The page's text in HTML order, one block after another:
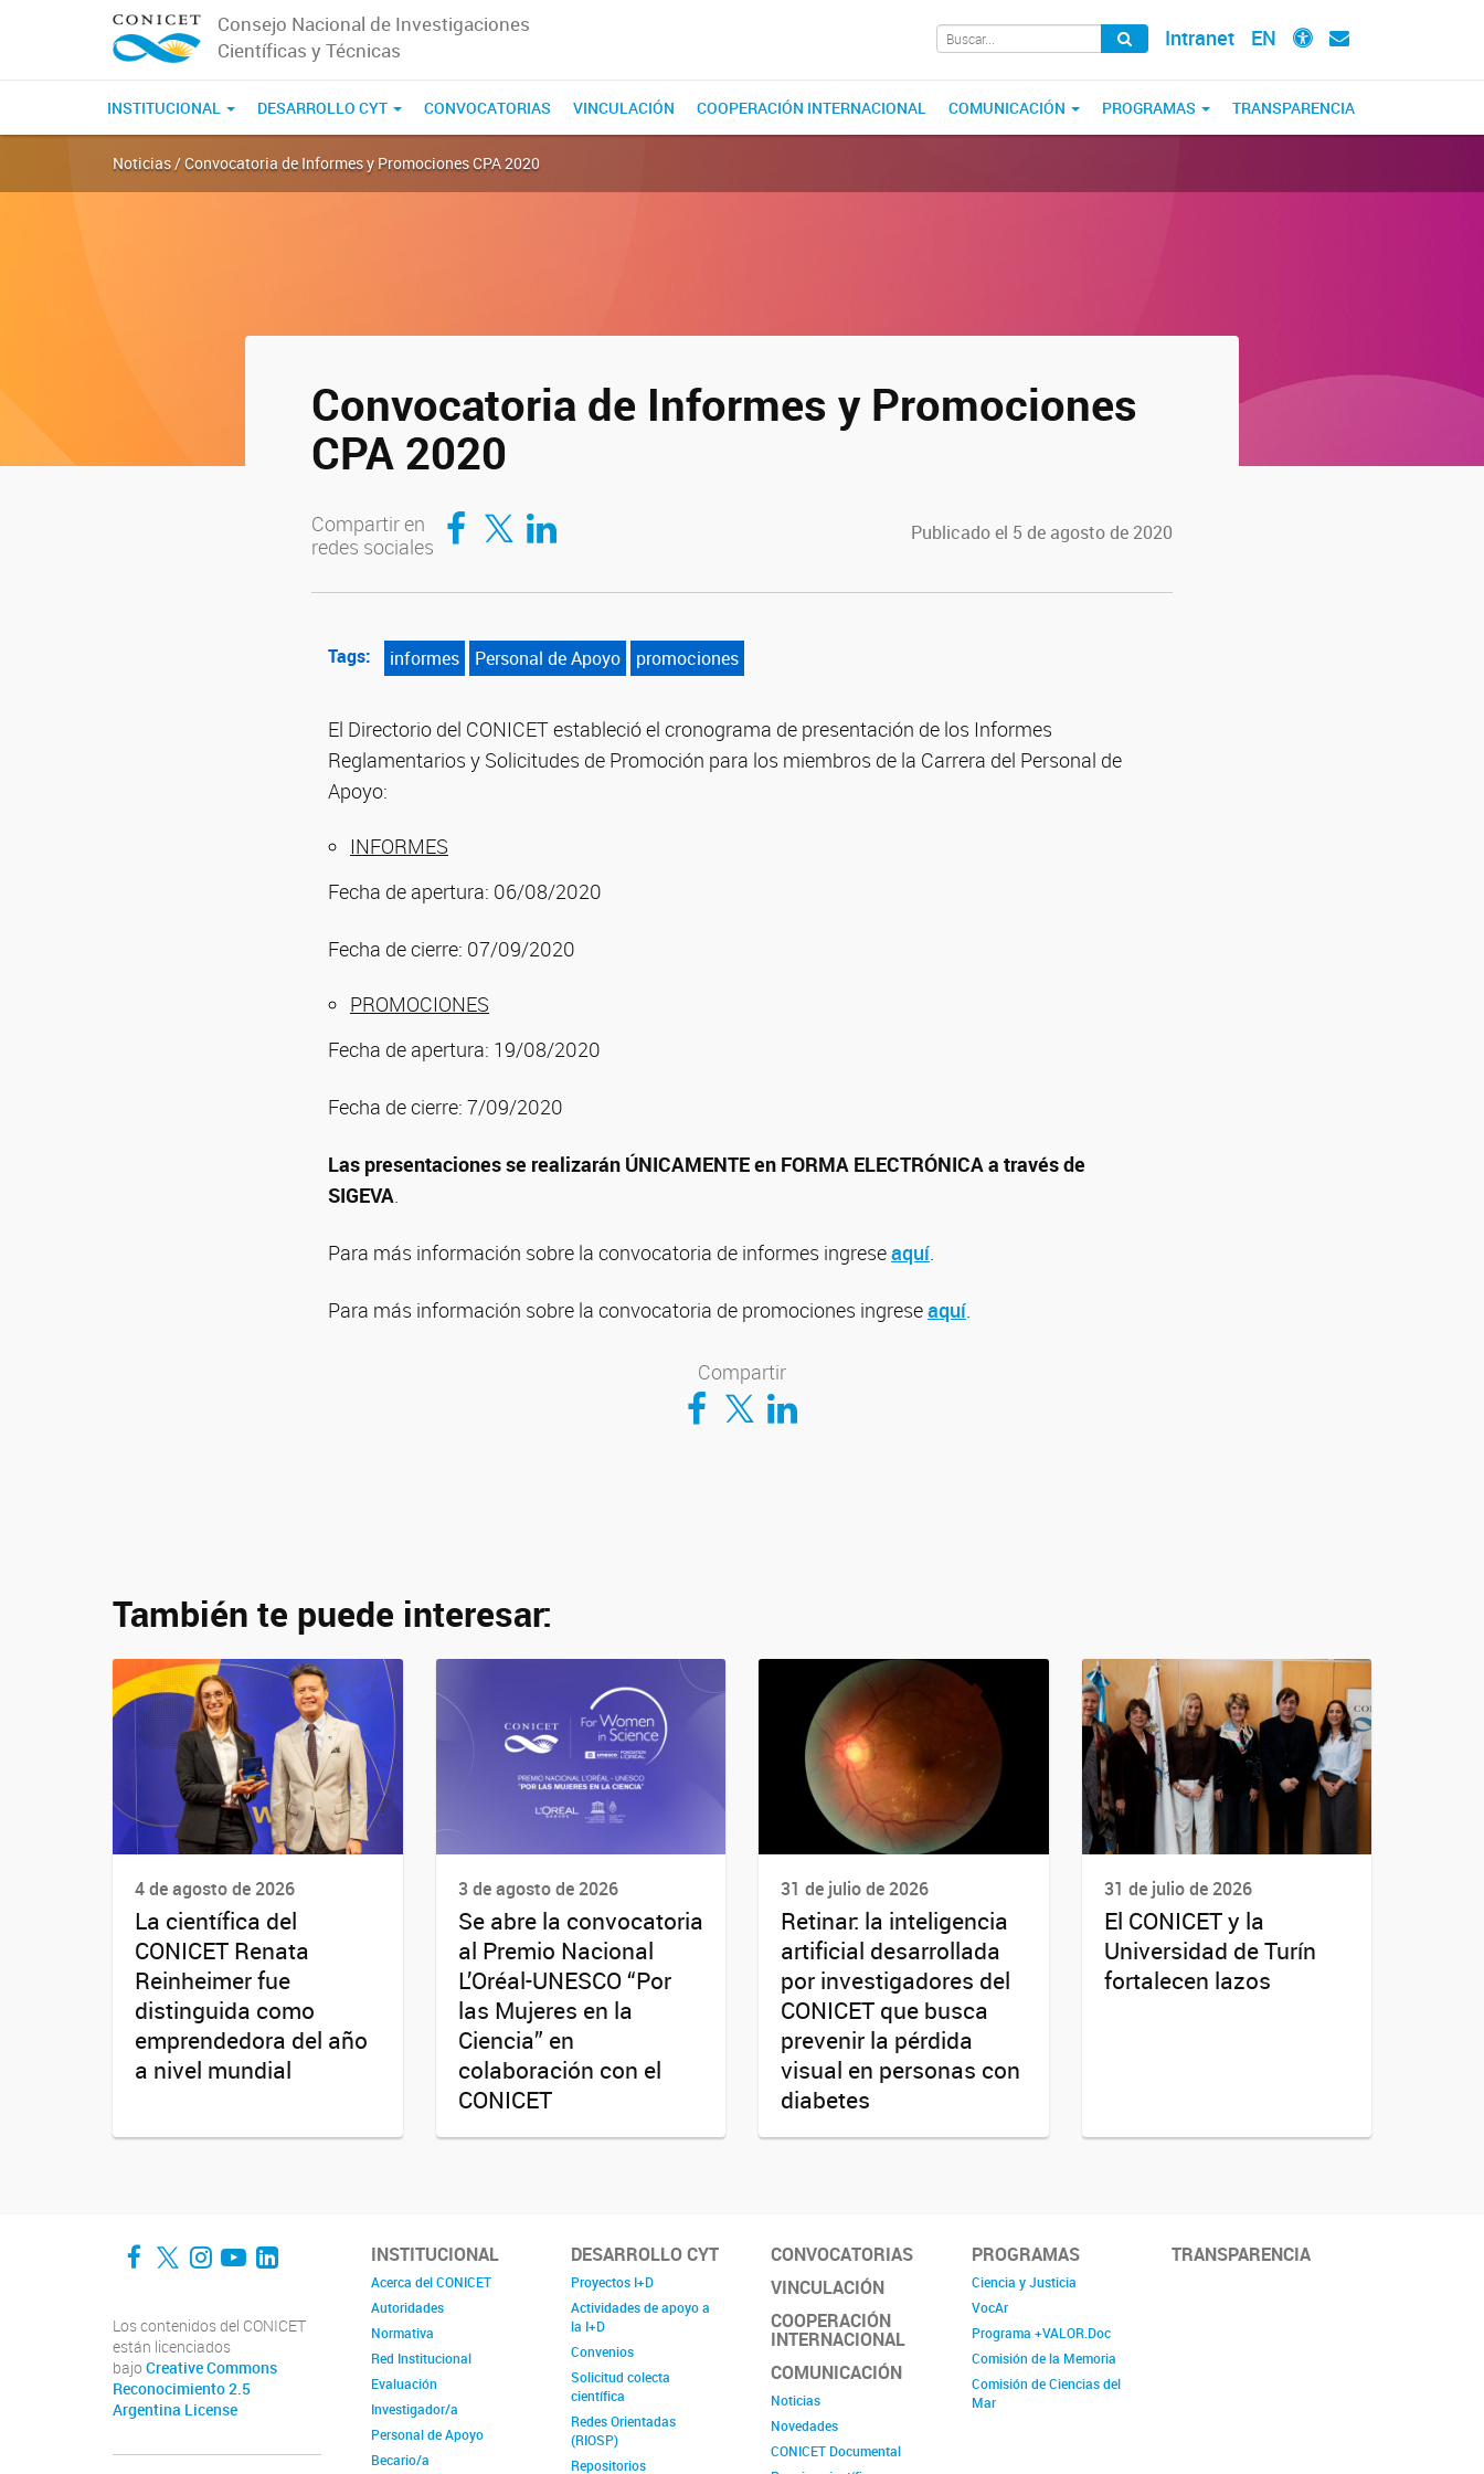
Consejo Nacional de Investigaciones
Científicas y Técnicas
Intranet EN
INSTITUCIONAL DESARROLLO CYT CONVOCATORIAS VINCULACIÓN COOPERACIÓN INTERNACIONAL COMUNICACIÓN PROGRAMAS TRANSPARENCIA
Noticias / Convocatoria de Informes y Promociones CPA 2020
Convocatoria de Informes y Promociones
CPA 2020
Compartir en
redes sociales
Compartir en Facebook
Compartir en TwitterCompartir en LinkedIn Publicado el 5 de agosto de 2020
Tags: informes Personal de Apoyo promociones
El Directorio del CONICET estableció el cronograma de presentación de los Informes
Reglamentarios y Solicitudes de Promoción para los miembros de la Carrera del Personal de
Apoyo:
INFORMES
Fecha de apertura: 06/08/2020
Fecha de cierre: 07/09/2020
PROMOCIONES
Fecha de apertura: 19/08/2020
Fecha de cierre: 7/09/2020
Las presentaciones se realizarán ÚNICAMENTE en FORMA ELECTRÓNICA a través de
SIGEVA.
Para más información sobre la convocatoria de informes ingreseaquí.
Para más información sobre la convocatoria de promociones ingreseaquí.
Compartir
Compartir en Facebook
Compartir en TwitterCompartir en LinkedIn
También te puede interesar:
4 de agosto de 2026
La científica del
CONICET Renata
Reinheimer fue
distinguida como
emprendedora del año
a nivel mundial
3 de agosto de 2026
Se abre la convocatoria
al Premio Nacional
L’Oréal-UNESCO “Por
las Mujeres en la
Ciencia” en
colaboración con el
CONICET
31 de julio de 2026
Retinar: la inteligencia
artificial desarrollada
por investigadores del
CONICET que busca
prevenir la pérdida
visual en personas con
diabetes
31 de julio de 2026
El CONICET y la
Universidad de Turín
fortalecen lazos
Facebook
Twitter
Instagram
YouTube
LinkedIn
Los contenidos del CONICET
están licenciados
bajo Creative Commons
Reconocimiento 2.5
Argentina License
INSTITUCIONAL
Acerca del CONICET
Autoridades
Normativa
Red Institucional
Evaluación
Investigador/a
Personal de Apoyo
Becario/a
DESARROLLO CYT
Proyectos I+D
Actividades de apoyo a
la I+D
Convenios
Solicitud colecta
científica
Redes Orientadas
(RIOSP)
Repositorios
CONVOCATORIAS
VINCULACIÓN
COOPERACIÓN
INTERNACIONAL
COMUNICACIÓN
Noticias
Novedades
CONICET Documental
PROGRAMAS
Ciencia y Justicia
VocAr
Programa +VALOR.Doc
Comisión de la Memoria
Comisión de Ciencias del
Mar
TRANSPARENCIA